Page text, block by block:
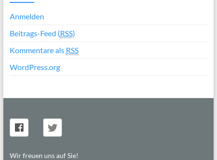
Anmelden
Beitrags-Feed (RSS)
Kommentare als RSS
WordPress.org
Wir freuen uns auf Sie!